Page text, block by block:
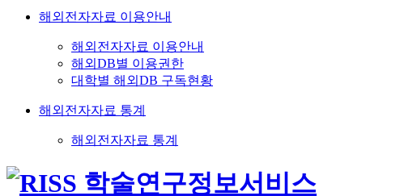
해외전자자료 이용안내
해외전자자료 이용안내
해외DB별 이용권한
대학별 해외DB 구독현황
해외전자자료 통계
해외전자자료 통계